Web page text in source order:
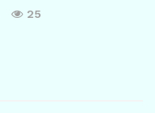
25